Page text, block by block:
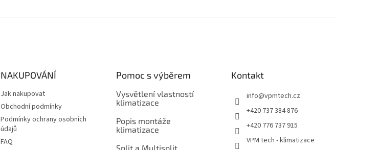
NAKUPOVÁNÍ
Jak nakupovat
Obchodní podmínky
Podmínky ochrany osobních
údajů
FAQ
Pomoc s výběrem
Vysvětlení vlastností
klimatizace
Popis montáže
klimatizace
Split a Multisplit
Kontakt
info@vpmtech.cz
+420 737 384 876
+420 776 737 915
VPM tech - klimatizace